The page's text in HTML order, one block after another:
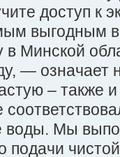
доступ к
выгодным
Минской
— означает
– также
воды. Мы
подачи